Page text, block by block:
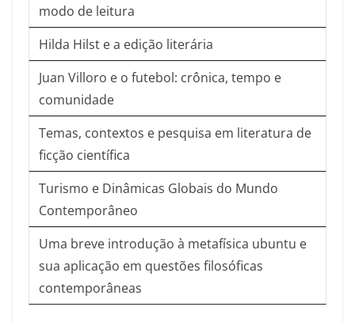
modo de leitura
Hilda Hilst e a edição literária
Juan Villoro e o futebol: crônica, tempo e
comunidade
Temas, contextos e pesquisa em literatura de
ficção científica
Turismo e Dinâmicas Globais do Mundo
Contemporâneo
Uma breve introdução à metafísica ubuntu e
sua aplicação em questões filosóficas
contemporâneas